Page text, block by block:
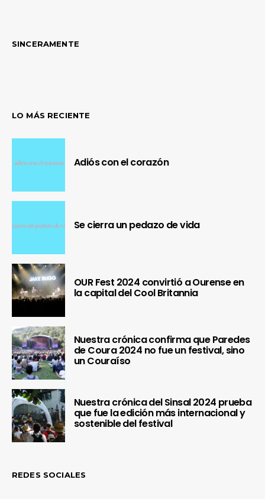
SINCERAMENTE
LO MÁS RECIENTE
Adiós con el corazón
Se cierra un pedazo de vida
OUR Fest 2024 convirtió a Ourense en
la capital del Cool Britannia
Nuestra crónica confirma que Paredes
de Coura 2024 no fue un festival, sino
un Couraíso
Nuestra crónica del Sinsal 2024 prueba
que fue la edición más internacional y
sostenible del festival
REDES SOCIALES